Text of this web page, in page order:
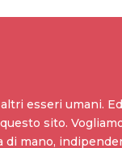
esseri umani.
sito.
di mano,